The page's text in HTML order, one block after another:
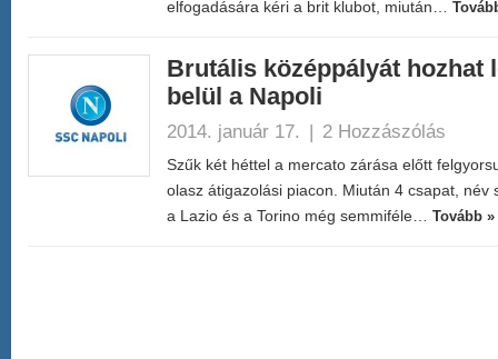
elfogadására kéri a brit klubot, miután…
Brutális középpályát hozhat
belül a Napoli
2014. január 17. | 2 Hozzászólás
Szűk két héttel a mercato zárása előtt
olasz átigazolási piacon. Miután 4 csapat, név
a Lazio és a Torino még semmiféle… Tovább »